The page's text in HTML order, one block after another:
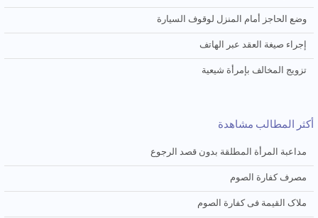
وضع الحاجز أمام المنزل لوقوف السیارة
إجراء صیغة العقد عبر الهاتف
تزویج المخالف بإمرأة شیعیة
أكثر المطالب مشاهدة
مداعبة المرأة المطلقة بدون قصد الرجوع
مصرف کفارة الصوم
ملاک القیمة فی کفارة الصوم